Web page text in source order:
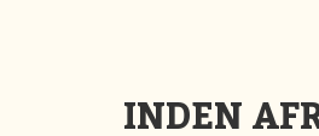
INDEN